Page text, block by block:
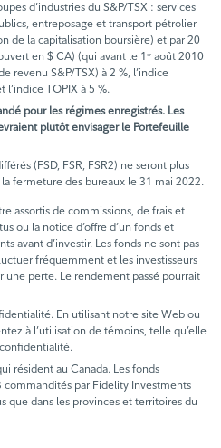
d’industries du S&P/TSX : services
entreposage et transport pétrolier
de la capitalisation boursière) et par 20
en $ CA) (qui avant le 1 er août 2010
revenu S&P/TSX) à 2 %, l’indice
l’indice TOPIX à 5 %.
pour les régimes enregistrés. Les
plutôt envisager le Portefeuille
(FSD, FSR, FSR2) ne seront plus
fermeture des bureaux le 31 mai 2022.
assortis de commissions, de frais et
ou la notice d’offre d’un fonds et
avant d’investir. Les fonds ne sont pas
fréquemment et les investisseurs
une perte. Le rendement passé pourrait
En utilisant notre site Web ou
à l’utilisation de témoins, telle qu’elle
résident au Canada. Les fonds
par Fidelity Investments
que dans les provinces et territoires du